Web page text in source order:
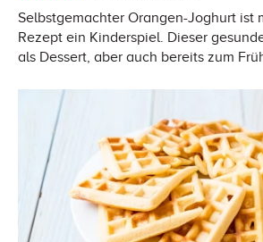
Selbstgemachter Orangen-Joghurt ist
Rezept ein Kinderspiel. Dieser
als Dessert, aber auch bereits zum